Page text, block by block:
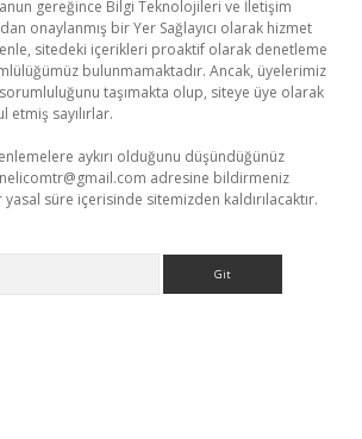
gereğince Bilgi Teknolojileri ve İletişim
onaylanmış bir Yer Sağlayıcı olarak hizmet
sitedeki içerikleri proaktif olarak denetleme
bulunmamaktadır. Ancak, üyelerimiz
taşımakta olup, siteye üye olarak
etmiş sayılırlar.
aykırı olduğunu düşündüğünüz
adresine bildirmeniz
süre içerisinde sitemizden kaldırılacaktır.